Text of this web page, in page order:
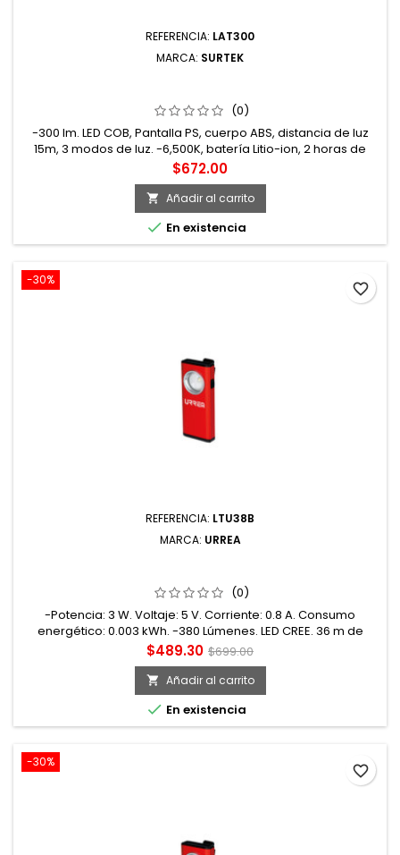
REFERENCIA: LAT300
MARCA: SURTEK
(0)
-300 lm. LED COB, Pantalla PS, cuerpo ABS, distancia de luz
15m, 3 modos de luz. -6,500K, batería Litio-ion, 2 horas de
trabajo continuo, base magnética con rotación 180°, gancho
para colgar giratorio. -Grado IP 54, 5W de potencia. 10,000
horas de vida, diseño de sujeción ergonómico. -Puerto USB
para una carga más fácil, cable USB incluido. -Indicador...
Precio
$672.00
 Añadir al carrito
 En existencia
-30%
REFERENCIA: LTU38B
MARCA: URREA
(0)
-Potencia: 3 W. Voltaje: 5 V. Corriente: 0.8 A. Consumo
energético: 0.003 kWh. -380 Lúmenes. LED CREE. 36 m de
distancia de luz. Resistencia de impacto de 1 metro. -Base
magnética. Aislamiento IPX4. Recargable. Con gancho. -
Cuerpo fabricado en aluminio. -Dos modos de luz: alto y
medio. -Lampara LED para cualquier tipo de trabajo, ideal
para trabajos de...
Precio
$489.30 Precio
base
$699.00
 Añadir al carrito
 En existencia
favorite_border
-30%
favorite_border